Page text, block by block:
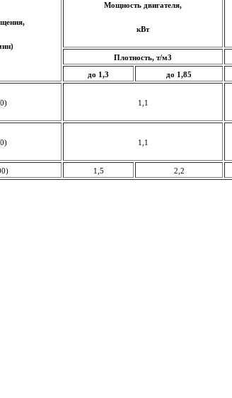
Мощность двигателя,
кВт
Плотность, т/м3
до 1,3 до 1,85
1,1
1,1
1,5 2,2